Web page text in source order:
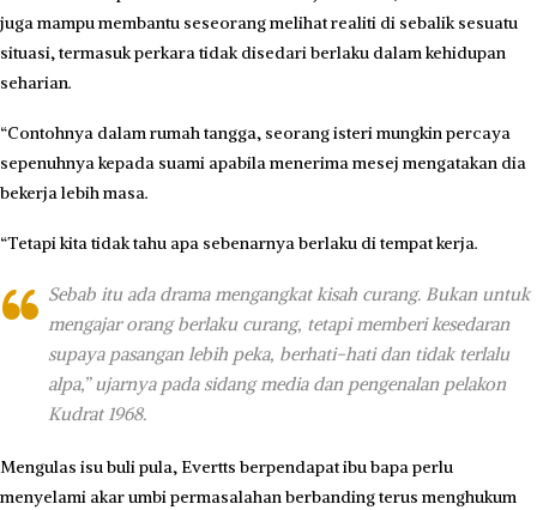
juga mampu membantu seseorang melihat realiti di sebalik sesuatu
situasi, termasuk perkara tidak disedari berlaku dalam kehidupan
seharian.
“Contohnya dalam rumah tangga, seorang isteri mungkin percaya
sepenuhnya kepada suami apabila menerima mesej mengatakan dia
bekerja lebih masa.
“Tetapi kita tidak tahu apa sebenarnya berlaku di tempat kerja.
Sebab itu ada drama mengangkat kisah curang. Bukan untuk
mengajar orang berlaku curang, tetapi memberi kesedaran
supaya pasangan lebih peka, berhati-hati dan tidak terlalu
alpa,” ujarnya pada sidang media dan pengenalan pelakon
Kudrat 1968.
Mengulas isu buli pula, Evertts berpendapat ibu bapa perlu
menyelami akar umbi permasalahan berbanding terus menghukum